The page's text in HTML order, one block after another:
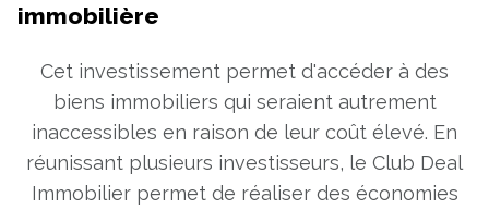
immobilière
Cet investissement permet d'accéder à des
biens immobiliers qui seraient autrement
inaccessibles en raison de leur coût élevé. En
réunissant plusieurs investisseurs, le Club Deal
Immobilier permet de réaliser des économies